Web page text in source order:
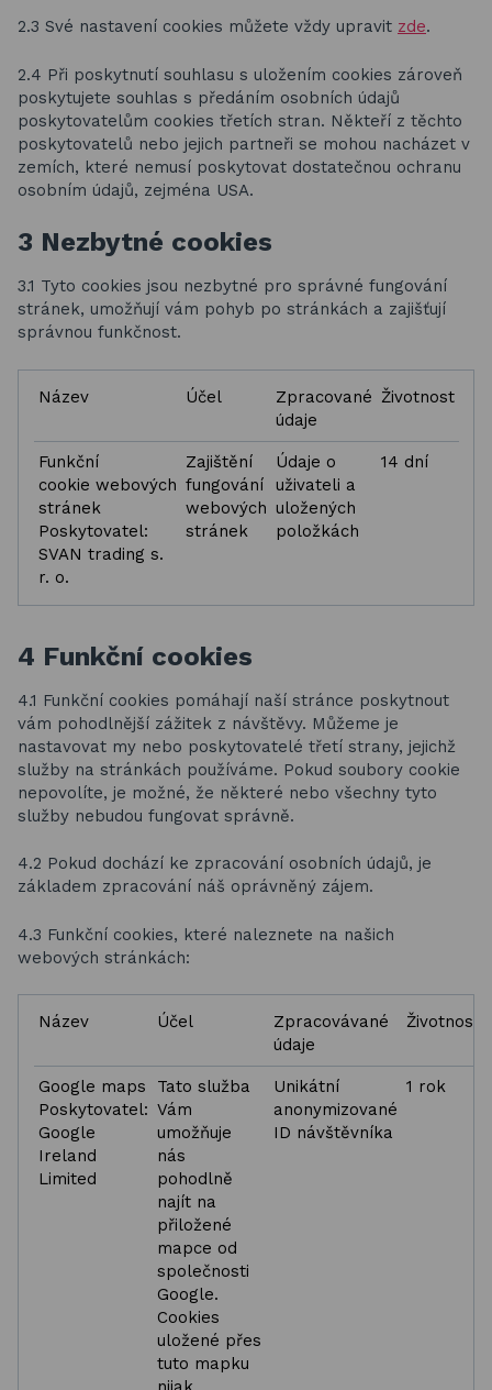
2.3 Své nastavení cookies můžete vždy upravit zde.
2.4 Při poskytnutí souhlasu s uložením cookies zároveň
poskytujete souhlas s předáním osobních údajů
poskytovatelům cookies třetích stran. Někteří z těchto
poskytovatelů nebo jejich partneři se mohou nacházet v
zemích, které nemusí poskytovat dostatečnou ochranu
osobním údajů, zejména USA.
3 Nezbytné cookies
3.1 Tyto cookies jsou nezbytné pro správné fungování
stránek, umožňují vám pohyb po stránkách a zajišťují
správnou funkčnost.
Název Účel
Zpracované
údaje
Životnost
Funkční
cookie webových
stránek
Poskytovatel:
SVAN trading s.
r. o.
Zajištění
fungování
webových
stránek
Údaje o
uživateli a
uložených
položkách
14 dní
4 Funkční cookies
4.1 Funkční cookies pomáhají naší stránce poskytnout
vám pohodlnější zážitek z návštěvy. Můžeme je
nastavovat my nebo poskytovatelé třetí strany, jejichž
služby na stránkách používáme. Pokud soubory cookie
nepovolíte, je možné, že některé nebo všechny tyto
služby nebudou fungovat správně.
4.2 Pokud dochází ke zpracování osobních údajů, je
základem zpracování náš oprávněný zájem.
4.3 Funkční cookies, které naleznete na našich
webových stránkách:
Název Účel
Zpracovávané
údaje
Životnost
Google maps
Poskytovatel:
Google
Ireland
Limited
Tato služba
Vám
umožňuje
nás
pohodlně
najít na
přiložené
mapce od
společnosti
Google.
Cookies
uložené přes
tuto mapku
Unikátní
anonymizované
ID návštěvníka
1 rok